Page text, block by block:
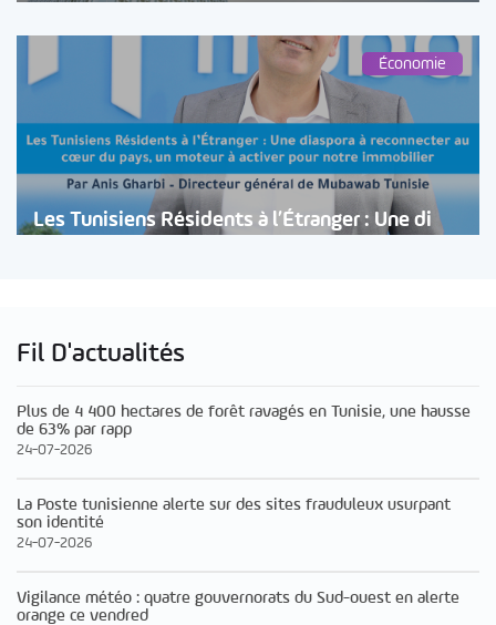
Économie
Les Tunisiens Résidents à l’Étranger : Une di
Fil D'actualités
Plus de 4 400 hectares de forêt ravagés en Tunisie, une hausse
de 63% par rapp
24-07-2026
La Poste tunisienne alerte sur des sites frauduleux usurpant
son identité
24-07-2026
Vigilance météo : quatre gouvernorats du Sud-ouest en alerte
orange ce vendred